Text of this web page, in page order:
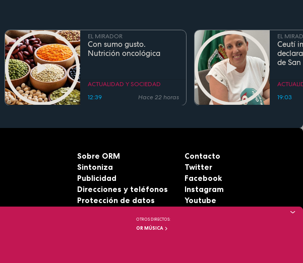
EL MIRADOR
Con sumo gusto.
Nutrición oncológica
ACTUALIDAD Y SOCIEDAD
12:39
Hace 22 horas
EL
Ceutí
de
19:03
Sobre ORM
Sintoniza
Publicidad
Direcciones y teléfonos
Protección de datos
Contacto
Twitter
Facebook
Instagram
Youtube
OTROS DIRECTOS:
OR MÚSICA